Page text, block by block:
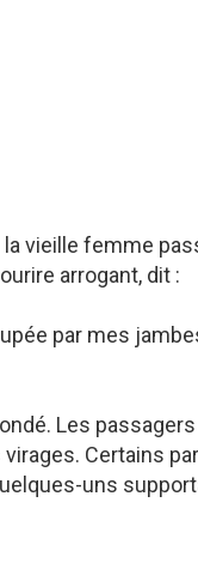
vieille femme
arrogant, dit :
par mes
Les
Certains
uns